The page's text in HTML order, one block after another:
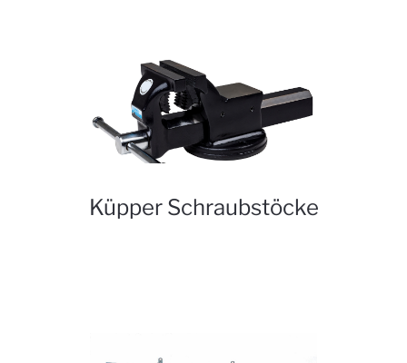
Küpper Schraubstöcke